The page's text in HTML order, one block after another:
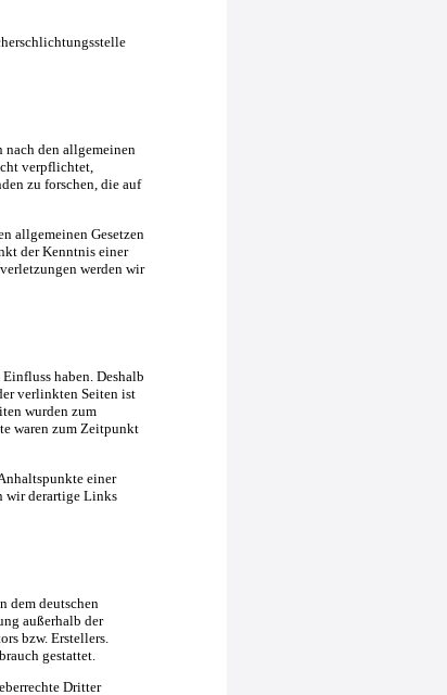
nach den allgemeinen
verpflichtet,
zu forschen, die auf
allgemeinen Gesetzen
der Kenntnis einer
werden wir
haben. Deshalb
verlinkten Seiten ist
wurden zum
waren zum Zeitpunkt
einer
wir derartige Links
dem deutschen
außerhalb der
bzw. Erstellers.
gestattet.
Dritter